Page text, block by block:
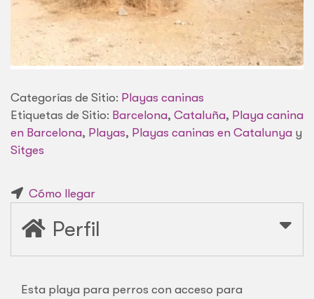
Categorías de Sitio: Playas caninas
Etiquetas de Sitio: Barcelona, Cataluña, Playa canina
en Barcelona, Playas, Playas caninas en Catalunya y
Sitges
Cómo llegar
Perfil
Esta playa para perros con acceso para